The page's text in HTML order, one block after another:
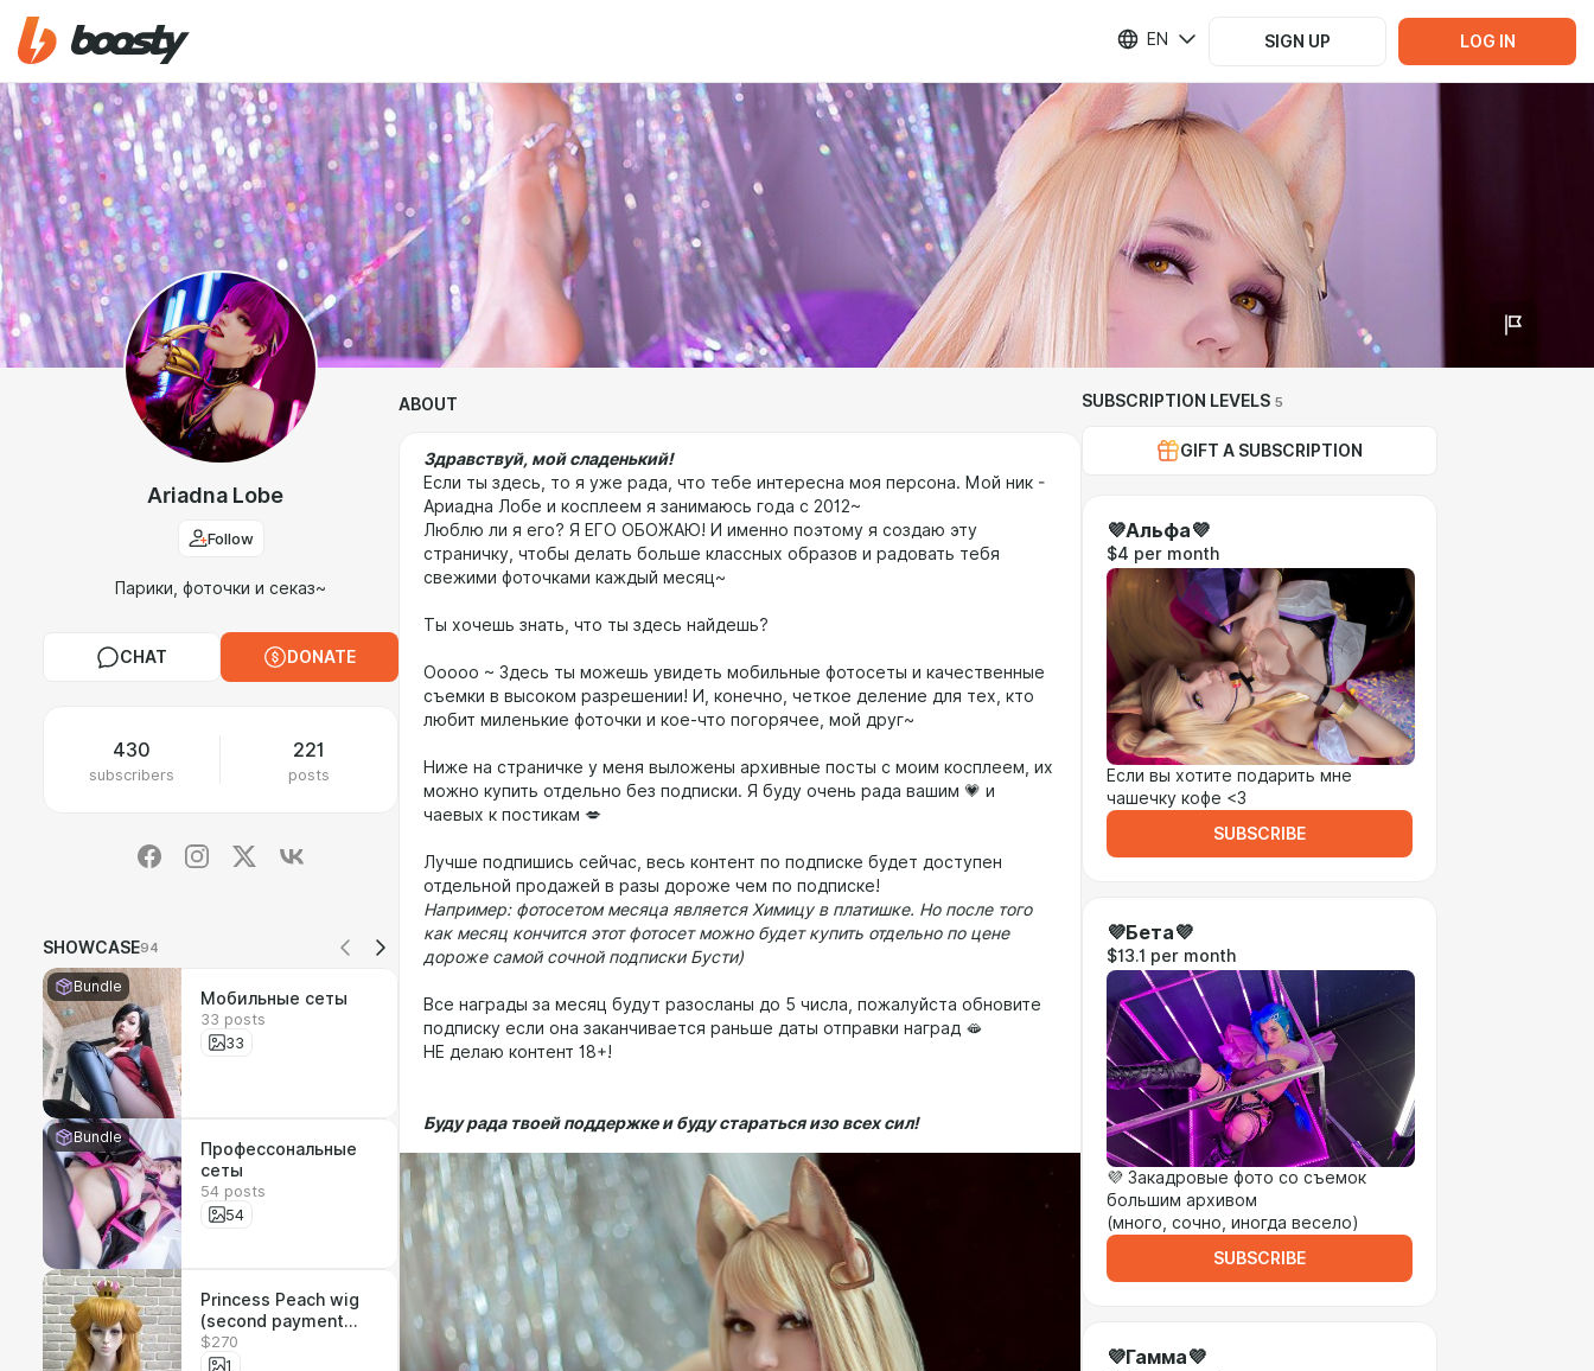
EN SIGN UP LOG IN
Ariadna Lobe
Follow
Парики, фоточки и секаз~
CHAT DONATE
430
subscribers
221
posts
SHOWCASE94
Bundle
Мобильные сеты
33 posts
33
Bundle
Профессональные
сеты
54 posts
54
Princess Peach wig
(second payment
$195 and shipping
$95) / Парик
$270
1
ABOUT
Здравствуй, мой сладенький!
Если ты здесь, то я уже рада, что тебе интересна моя персона. Мой ник -
Ариадна Лобе и косплеем я занимаюсь года с 2012~
Люблю ли я его? Я ЕГО ОБОЖАЮ! И именно поэтому я создаю эту
страничку, чтобы делать больше классных образов и радовать тебя
свежими фоточками каждый месяц~
Ты хочешь знать, что ты здесь найдешь?
Ооооо ~ Здесь ты можешь увидеть мобильные фотосеты и качественные
съемки в высоком разрешении! И, конечно, четкое деление для тех, кто
любит миленькие фоточки и кое-что погорячее, мой друг~
Ниже на страничке у меня выложены архивные посты с моим косплеем, их
можно купить отдельно без подписки. Я буду очень рада вашим 💗 и
чаевых к постикам 💋
Лучше подпишись сейчас, весь контент по подписке будет доступен
отдельной продажей в разы дороже чем по подписке!
Например: фотосетом месяца является Химицу в платишке. Но после того
как месяц кончится этот фотосет можно будет купить отдельно по цене
дороже самой сочной подписки Бусти)
Все награды за месяц будут разосланы до 5 числа, пожалуйста обновите
подписку если она заканчивается раньше даты отправки наград 🫦
НЕ делаю контент 18+!
Буду рада твоей поддержке и буду стараться изо всех сил!
SUBSCRIPTION LEVELS 5
GIFT A SUBSCRIPTION
💜Альфа💜
$4 per month
Если вы хотите подарить мне
чашечку кофе <3
SUBSCRIBE
💜Бета💜
$13.1 per month
💜 Закадровые фото со съемок
большим архивом
(много, сочно, иногда весело)
SUBSCRIBE
💜Гамма💜